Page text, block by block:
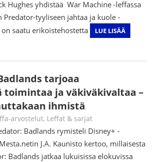
Hughes yhdistää War Machine -leffassa
tyyliseen jahtaa ja kuole -
saatu erikoistehostetta
LUE LISÄÄ
tarjoaa
toimintaa ja väkiväkivaltaa –
ihmistä
arvostelut, Leffat & sarjat
Badlands rymisteli Disney+ -
J.A. Kaunisto kertoo, millaisesta
Badlands jatkaa lukuisissa elokuvissa